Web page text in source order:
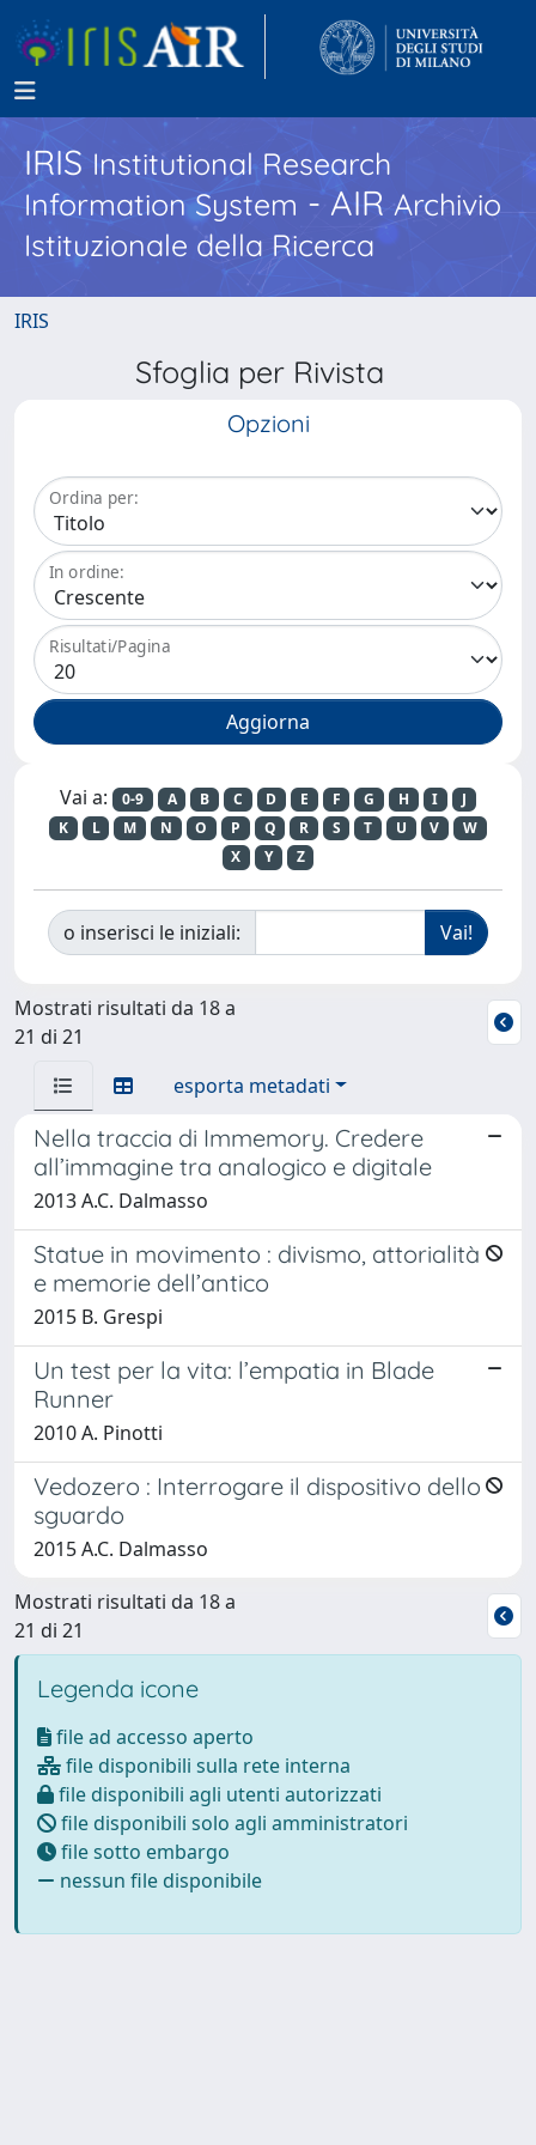
IRISInstitutional Research
Information System - AIR Archivio
Istituzionale della Ricerca
IRIS
Sfoglia per Rivista
Opzioni
Ordina per:
In ordine:
Risultati/Pagina
Vai a: 0-9 A B C D E F G H I
J
K
L M N O P Q R S T U V
W
X
Y Z
o inserisci le iniziali:
Mostrati risultati da 18 a
21 di 21
esporta metadati
Nella traccia di Immemory. Credere
all’immagine tra analogico e digitale
2013 A.C. Dalmasso
Statue in movimento : divismo, attorialità
e memorie dell’antico
2015 B. Grespi
Un test per la vita: l’empatia in Blade
Runner
2010 A. Pinotti
Vedozero : Interrogare il dispositivo dello
sguardo
2015 A.C. Dalmasso
Mostrati risultati da 18 a
21 di 21
Legenda icone
file ad accesso aperto
file disponibili sulla rete interna
file disponibili agli utenti autorizzati
file disponibili solo agli amministratori
file sotto embargo
nessun file disponibile